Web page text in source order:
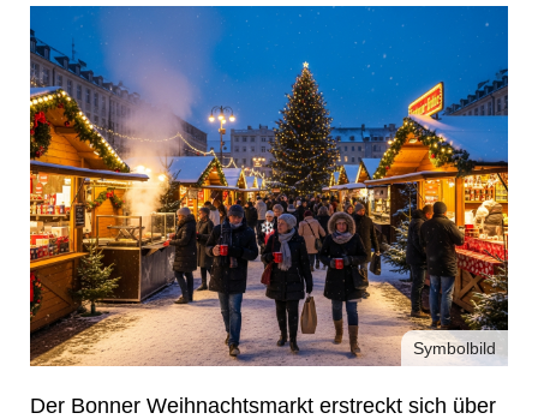
Symbolbild
Der Bonner Weihnachtsmarkt erstreckt sich über
❄